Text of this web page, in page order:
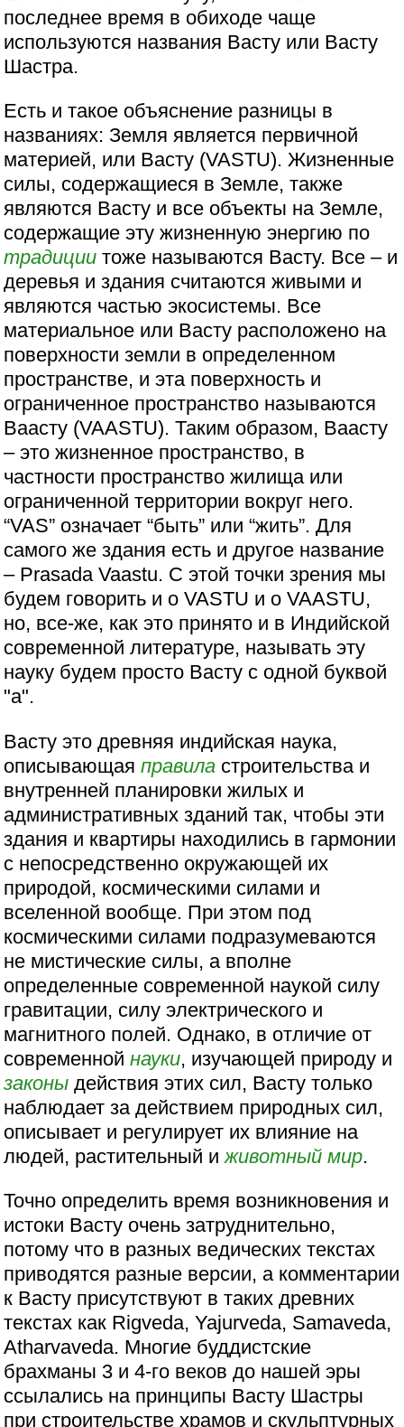
последнее время в обиходе чаще
используются названия Васту или Васту
Шастра.
Есть и такое объяснение разницы в
названиях: Земля является первичной
материей, или Васту (VASTU). Жизненные
силы, содержащиеся в Земле, также
являются Васту и все объекты на Земле,
содержащие эту жизненную энергию по
традиции тоже называются Васту. Все – и
деревья и здания считаются живыми и
являются частью экосистемы. Все
материальное или Васту расположено на
поверхности земли в определенном
пространстве, и эта поверхность и
ограниченное пространство называются
Ваасту (VAASTU). Таким образом, Ваасту
– это жизненное пространство, в
частности пространство жилища или
ограниченной территории вокруг него.
“VAS” означает “быть” или “жить”. Для
самого же здания есть и другое название
– Prasada Vaastu. С этой точки зрения мы
будем говорить и о VASTU и о VAASTU,
но, все-же, как это принято и в Индийской
современной литературе, называть эту
науку будем просто Васту с одной буквой
"а".
Васту это древняя индийская наука,
описывающаяправила строительства и
внутренней планировки жилых и
административных зданий так, чтобы эти
здания и квартиры находились в гармонии
с непосредственно окружающей их
природой, космическими силами и
вселенной вообще. При этом под
космическими силами подразумеваются
не мистические силы, а вполне
определенные современной наукой силу
гравитации, силу электрического и
магнитного полей. Однако, в отличие от
современнойнауки, изучающей природу и
законы действия этих сил, Васту только
наблюдает за действием природных сил,
описывает и регулирует их влияние на
людей, растительный иживотный мир.
Точно определить время возникновения и
истоки Васту очень затруднительно,
потому что в разных ведических текстах
приводятся разные версии, а комментарии
к Васту присутствуют в таких древних
текстах как Rigveda, Yajurveda, Samaveda,
Atharvaveda. Многие буддистские
брахманы 3 и 4-го веков до нашей эры
ссылались на принципы Васту Шастры
при строительстве храмов и скульптурных